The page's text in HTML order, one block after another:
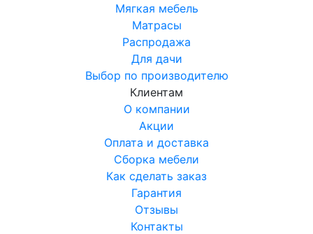
Мягкая мебель
Матрасы
Распродажа
Для дачи
Выбор по производителю
Клиентам
О компании
Акции
Оплата и доставка
Сборка мебели
Как сделать заказ
Гарантия
Отзывы
Контакты